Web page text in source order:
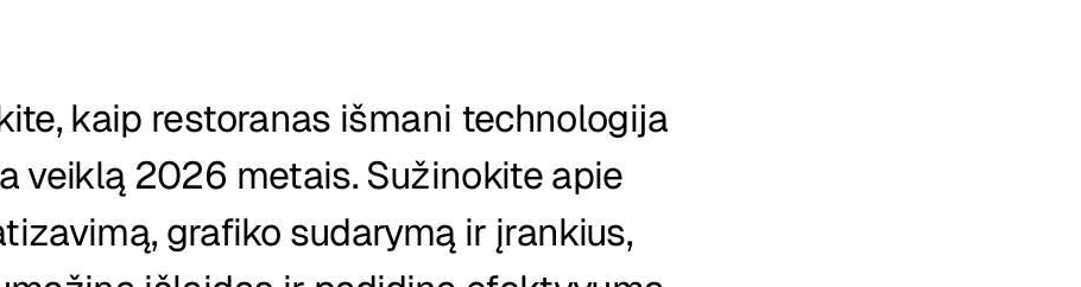
kaip restoranas išmani technologija
veiklą 2026 metais. Sužinokite apie
grafiko sudarymą ir įrankius,